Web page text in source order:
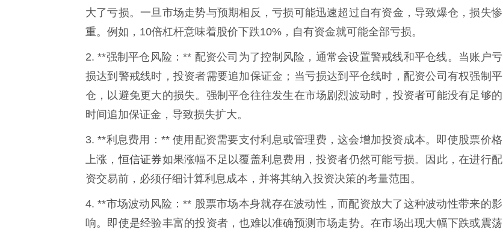
大了亏损。一旦市场走势与预期相反，亏损可能迅速超过自有资金，导致爆仓，损失惨
重。例如，10倍杠杆意味着股价下跌10%，自有资金就可能全部亏损。
2. **强制平仓风险：** 配资公司为了控制风险，通常会设置警戒线和平仓线。当账户亏
损达到警戒线时，投资者需要追加保证金；当亏损达到平仓线时，配资公司有权强制平
仓，以避免更大的损失。强制平仓往往发生在市场剧烈波动时，投资者可能没有足够的
时间追加保证金，导致损失扩大。
3. **利息费用：** 使用配资需要支付利息或管理费，这会增加投资成本。即使股票价格
上涨，恒信证券如果涨幅不足以覆盖利息费用，投资者仍然可能亏损。因此，在进行配
资交易前，必须仔细计算利息成本，并将其纳入投资决策的考量范围。
4. **市场波动风险：** 股票市场本身就存在波动性，而配资放大了这种波动性带来的影
响。即使是经验丰富的投资者，也难以准确预测市场走势。在市场出现大幅下跌或震荡